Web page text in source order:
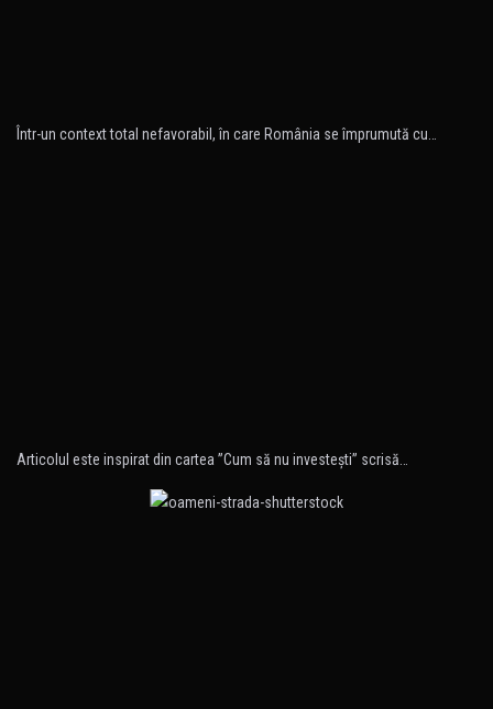
Într-un context total nefavorabil, în care România se împrumută cu…
Articolul este inspirat din cartea ”Cum să nu investeşti” scrisă…